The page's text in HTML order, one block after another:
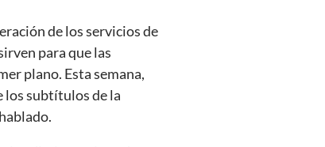
de los servicios de
para que las
plano. Esta semana,
los subtítulos de la